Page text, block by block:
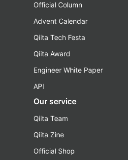
Official Column
Advent Calendar
Qiita Tech Festa
Qiita Award
Engineer White Paper
API
Our service
Qiita Team
Qiita Zine
Official Shop